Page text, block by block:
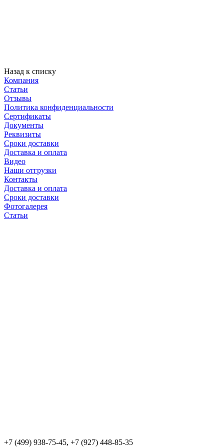
Назад к списку
Компания
Статьи
Отзывы
Политика конфиденциальности
Сертификаты
Документы
Реквизиты
Сроки доставки
Доставка и оплата
Видео
Наши отгрузки
Контакты
Доставка и оплата
Сроки доставки
Фотогалерея
Статьи
+7 (499) 938-75-45, +7 (927) 448-85-35